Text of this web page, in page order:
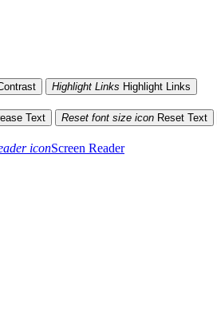
Highlight Links Highlight Links
Text Reset font size icon Reset Text
iconScreen Reader